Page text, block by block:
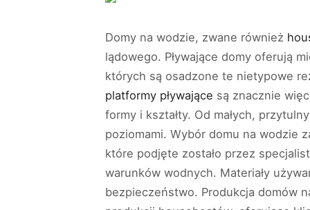
Domy na wodzie, zwane również
lądowego. Pływające domy oferują
których są osadzone te nietypowe
platformy pływające są znacznie
formy i kształty. Od małych,
poziomami. Wybór domu na wodzie
które podjęte zostało przez
warunków wodnych. Materiały
bezpieczeństwo. Produkcja domów